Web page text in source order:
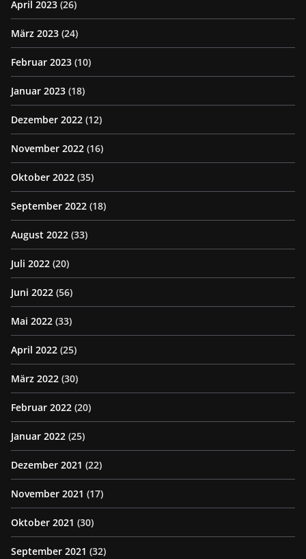
April 2023 (26)
März 2023 (24)
Februar 2023 (10)
Januar 2023 (18)
Dezember 2022 (12)
November 2022 (16)
Oktober 2022 (35)
September 2022 (18)
August 2022 (33)
Juli 2022 (20)
Juni 2022 (56)
Mai 2022 (33)
April 2022 (25)
März 2022 (30)
Februar 2022 (20)
Januar 2022 (25)
Dezember 2021 (22)
November 2021 (17)
Oktober 2021 (30)
September 2021 (32)